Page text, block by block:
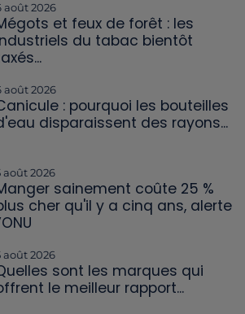
août 2026
et feux de forêt : les
du tabac bientôt
août 2026
: pourquoi les bouteilles
disparaissent des rayons...
août 2026
sainement coûte 25 %
cher qu'il y a cinq ans, alerte
août 2026
sont les marques qui
le meilleur rapport...